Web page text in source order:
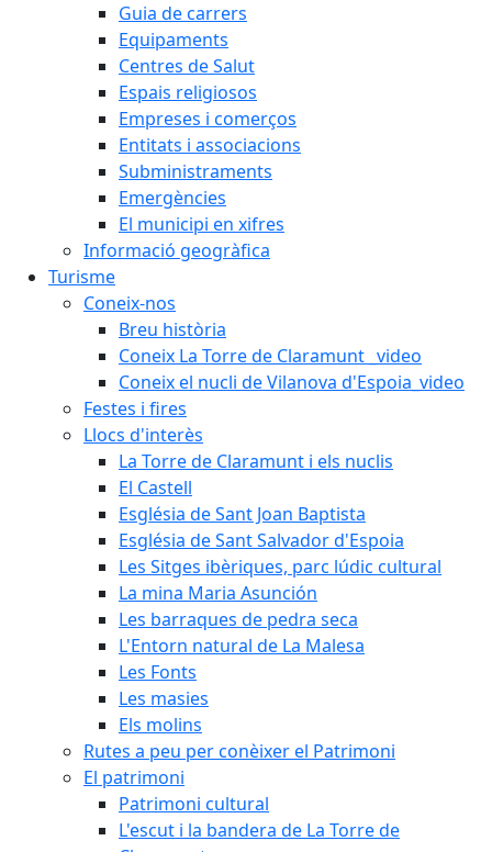
Guia de carrers
Equipaments
Centres de Salut
Espais religiosos
Empreses i comerços
Entitats i associacions
Subministraments
Emergències
El municipi en xifres
Informació geogràfica
Turisme
Coneix-nos
Breu història
Coneix La Torre de Claramunt _video
Coneix el nucli de Vilanova d'Espoia_video
Festes i fires
Llocs d'interès
La Torre de Claramunt i els nuclis
El Castell
Església de Sant Joan Baptista
Església de Sant Salvador d'Espoia
Les Sitges ibèriques, parc lúdic cultural
La mina Maria Asunción
Les barraques de pedra seca
L'Entorn natural de La Malesa
Les Fonts
Les masies
Els molins
Rutes a peu per conèixer el Patrimoni
El patrimoni
Patrimoni cultural
L'escut i la bandera de La Torre de